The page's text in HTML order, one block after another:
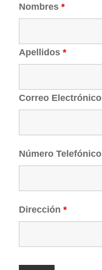
Nombres *
Apellidos *
Correo Electrónico
Número Telefónico
Dirección *